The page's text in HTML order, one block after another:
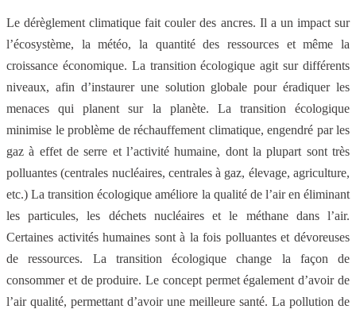
Le dérèglement climatique fait couler des ancres. Il a un impact sur
l’écosystème, la météo, la quantité des ressources et même la
croissance économique. La transition écologique agit sur différents
niveaux, afin d’instaurer une solution globale pour éradiquer les
menaces qui planent sur la planète. La transition écologique
minimise le problème de réchauffement climatique, engendré par les
gaz à effet de serre et l’activité humaine, dont la plupart sont très
polluantes (centrales nucléaires, centrales à gaz, élevage, agriculture,
etc.) La transition écologique améliore la qualité de l’air en éliminant
les particules, les déchets nucléaires et le méthane dans l’air.
Certaines activités humaines sont à la fois polluantes et dévoreuses
de ressources. La transition écologique change la façon de
consommer et de produire. Le concept permet également d’avoir de
l’air qualité, permettant d’avoir une meilleure santé. La pollution de